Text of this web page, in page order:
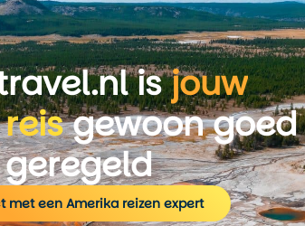
isjouw
gewoon goed
geregeld
met een Amerika reizen expert